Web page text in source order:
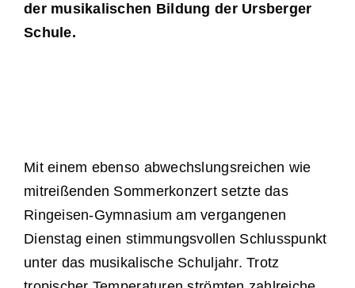
der musikalischen Bildung der Ursberger
Schule.
Mit einem ebenso abwechslungsreichen wie
mitreißenden Sommerkonzert setzte das
Ringeisen-Gymnasium am vergangenen
Dienstag einen stimmungsvollen Schlusspunkt
unter das musikalische Schuljahr. Trotz